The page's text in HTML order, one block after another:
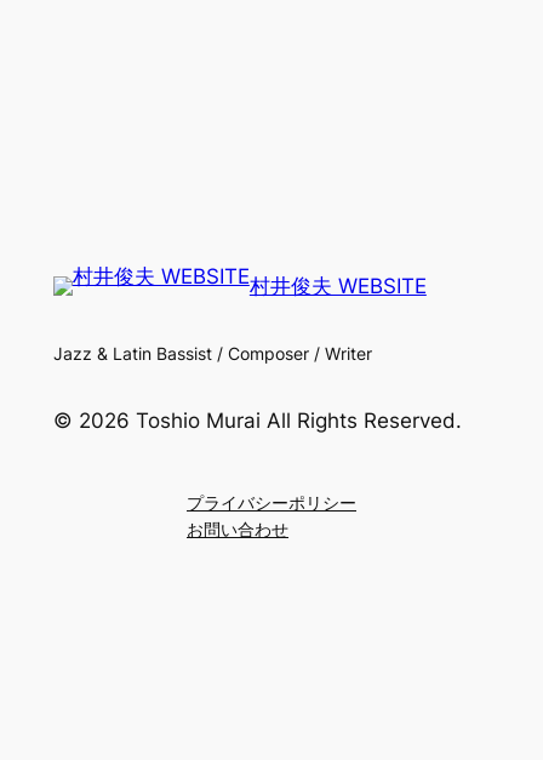
村井俊夫 WEBSITE
Jazz & Latin Bassist / Composer / Writer
© 2026 Toshio Murai All Rights Reserved.
プライバシーポリシー
お問い合わせ